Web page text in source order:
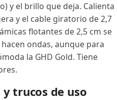
y el brillo que deja. Calienta
y el cable giratorio de 2,7
flotantes de 2,5 cm se
ondas, aunque para
la GHD Gold. Tiene
trucos de uso